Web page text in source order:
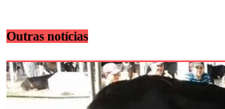
Outras notícias